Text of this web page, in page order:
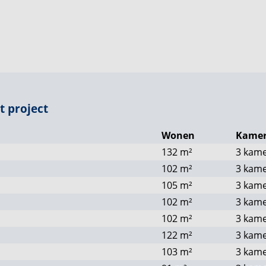
en een toilet. Op de gang is een separaat
om heerlijk te relaxen, lekker lang te tafelen of
warmtepomp
project
Wonen
132 m²
3
102 m²
3
105 m²
3
102 m²
3
102 m²
3
122 m²
3
103 m²
3